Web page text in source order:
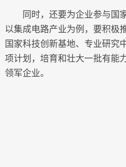
同时，还要为企业参与国
以集成电路产业为例，要积极
国家科技创新基地、专业研究
项计划，培育和壮大一批有能
领军企业。